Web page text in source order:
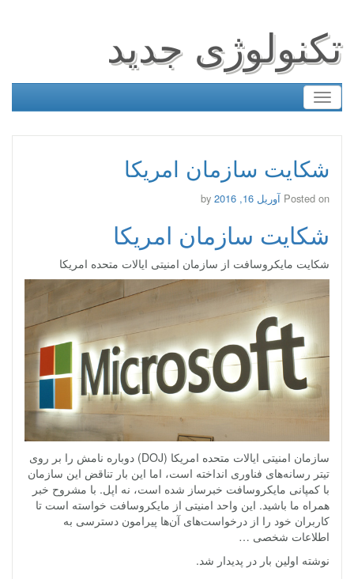
تکنولوژی جدید
Toggle
navigation
شکایت سازمان امریکا
Posted on آوریل 16, 2016
شکایت سازمان امریکا
شکایت مایکروسافت از سازمان امنیتی ایالات متحده امریکا
سازمان امنیتی ایالات متحده امریکا (DOJ) دوباره نامش را بر روی
تیتر رسانه‌های فناوری انداخته است، اما این بار تناقض این سازمان
با کمپانی مایکروسافت خبرساز شده است، نه اپل. با مشروح خبر
همراه ما باشید. این واحد امنیتی از مایکروسافت خواسته است تا
کاربران خود را از درخواست‌های آن‌ها پیرامون دسترسی به
اطلاعات شخصی …
نوشته اولین بار در پدیدار شد.